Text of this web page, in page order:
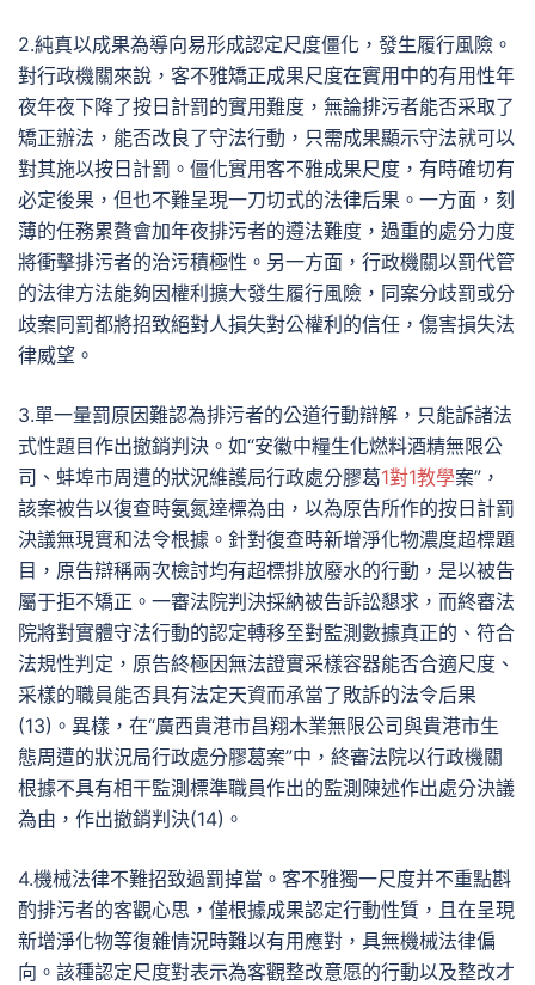
2.純真以成果為導向易形成認定尺度僵化，發生履行風險。
對行政機關來說，客不雅矯正成果尺度在實用中的有用性年
夜年夜下降了按日計罰的實用難度，無論排污者能否采取了
矯正辦法，能否改良了守法行動，只需成果顯示守法就可以
對其施以按日計罰。僵化實用客不雅成果尺度，有時確切有
必定後果，但也不難呈現一刀切式的法律后果。一方面，刻
薄的任務累贅會加年夜排污者的遵法難度，過重的處分力度
將衝擊排污者的治污積極性。另一方面，行政機關以罰代管
的法律方法能夠因權利擴大發生履行風險，同案分歧罰或分
歧案同罰都將招致絕對人損失對公權利的信任，傷害損失法
律威望。
3.單一量罰原因難認為排污者的公道行動辯解，只能訴諸法
式性題目作出撤銷判決。如“安徽中糧生化燃料酒精無限公
司、蚌埠市周遭的狀況維護局行政處分膠葛1對1教學案”，
該案被告以復查時氨氮達標為由，以為原告所作的按日計罰
決議無現實和法令根據。針對復查時新增淨化物濃度超標題
目，原告辯稱兩次檢討均有超標排放廢水的行動，是以被告
屬于拒不矯正。一審法院判決採納被告訴訟懇求，而終審法
院將對實體守法行動的認定轉移至對監測數據真正的、符合
法規性判定，原告終極因無法證實采樣容器能否合適尺度、
采樣的職員能否具有法定天資而承當了敗訴的法令后果
(13)。異樣，在“廣西貴港市昌翔木業無限公司與貴港市生
態周遭的狀況局行政處分膠葛案”中，終審法院以行政機關
根據不具有相干監測標準職員作出的監測陳述作出處分決議
為由，作出撤銷判決(14)。
4.機械法律不難招致過罰掉當。客不雅獨一尺度并不重點斟
酌排污者的客觀心思，僅根據成果認定行動性質，且在呈現
新增淨化物等復雜情況時難以有用應對，具無機械法律偏
向。該種認定尺度對表示為客觀整改意愿的行動以及整改才